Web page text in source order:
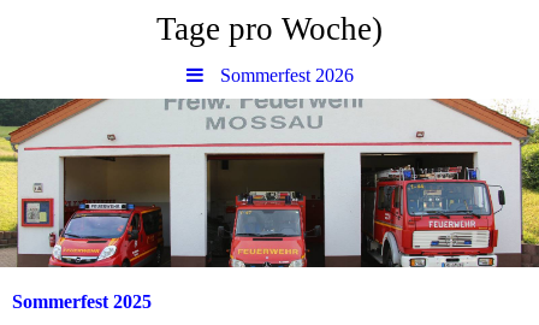
Tage pro Woche)
Sommerfest 2026
Sommerfest 2025